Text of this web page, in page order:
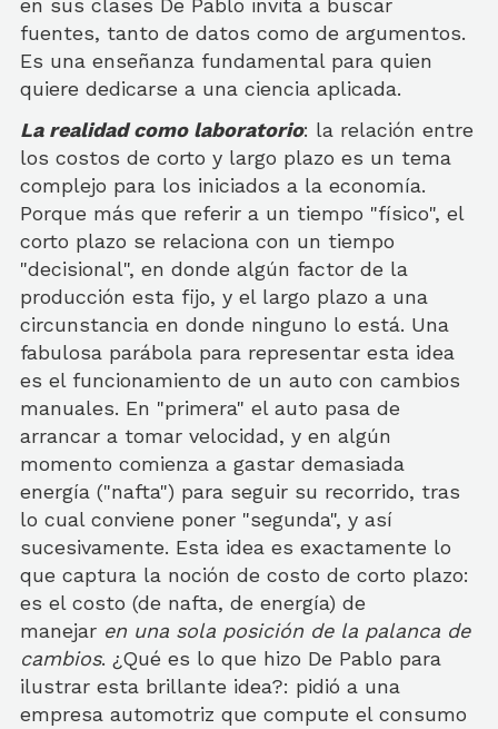
en sus clases De Pablo invita a buscar
fuentes, tanto de datos como de argumentos.
Es una enseñanza fundamental para quien
quiere dedicarse a una ciencia aplicada.
La realidad como laboratorio: la relación entre
los costos de corto y largo plazo es un tema
complejo para los iniciados a la economía.
Porque más que referir a un tiempo "físico", el
corto plazo se relaciona con un tiempo
"decisional", en donde algún factor de la
producción esta fijo, y el largo plazo a una
circunstancia en donde ninguno lo está. Una
fabulosa parábola para representar esta idea
es el funcionamiento de un auto con cambios
manuales. En "primera" el auto pasa de
arrancar a tomar velocidad, y en algún
momento comienza a gastar demasiada
energía ("nafta") para seguir su recorrido, tras
lo cual conviene poner "segunda", y así
sucesivamente. Esta idea es exactamente lo
que captura la noción de costo de corto plazo:
es el costo (de nafta, de energía) de
manejar en una sola posición de la palanca de
cambios. ¿Qué es lo que hizo De Pablo para
ilustrar esta brillante idea?: pidió a una
empresa automotriz que compute el consumo